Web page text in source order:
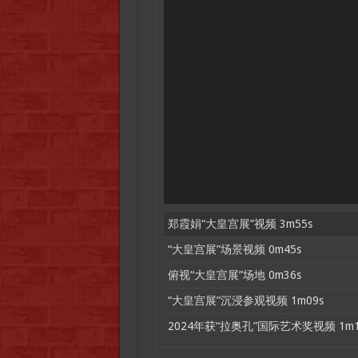
郑霞娟“大皇宫展”视频 3m55s
“大皇宫展”场景视频 0m45s
俯视“大皇宫展”场地 0m36s
“大皇宫展”沉浸参观视频 1m09s
2024年获“拉奥孔”国际艺术奖视频